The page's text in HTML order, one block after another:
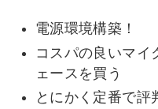
電源環境構築！
コスパの良いマイ
ェースを買う
とにかく定番で評